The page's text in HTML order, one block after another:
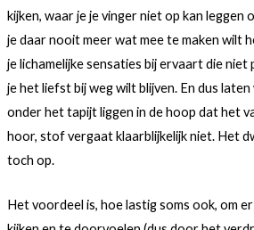
kijken, waar je je vinger niet op kan leggen
je daar nooit meer wat mee te maken wilt
je lichamelijke sensaties bij ervaart die
je het liefst bij weg wilt blijven. En dus
onder het tapijt liggen in de hoop dat het
hoor, stof vergaat klaarblijkelijk niet. Het
toch op.
Het voordeel is, hoe lastig soms ook, om